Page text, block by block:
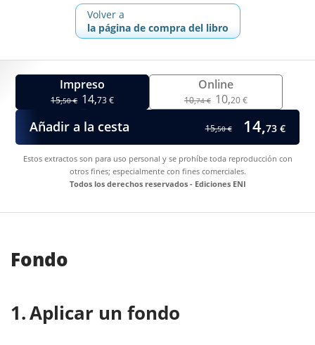
Volver a
la página de compra del libro
Impreso
15,50 € 14,73 €
Online
10,74 € 10,20 €
Añadir a la cesta 15,50 € 14,73 €
Estos extractos son para uso personal y se prohíbe toda reproducción con
otros fines; especialmente con fines comerciales.
Todos los derechos reservados - Ediciones ENI
Fondo
Aplicar un fondo